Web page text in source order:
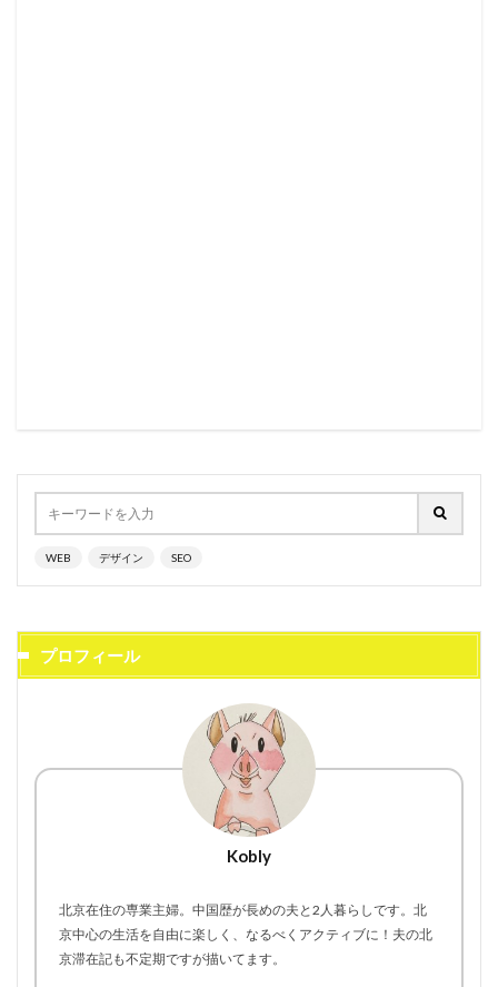
WEB デザイン SEO
プロフィール
Kobly
北京在住の専業主婦。中国歴が長めの夫と2人暮らしです。北
京中心の生活を自由に楽しく、なるべくアクティブに！夫の北
京滞在記も不定期ですが描いてます。